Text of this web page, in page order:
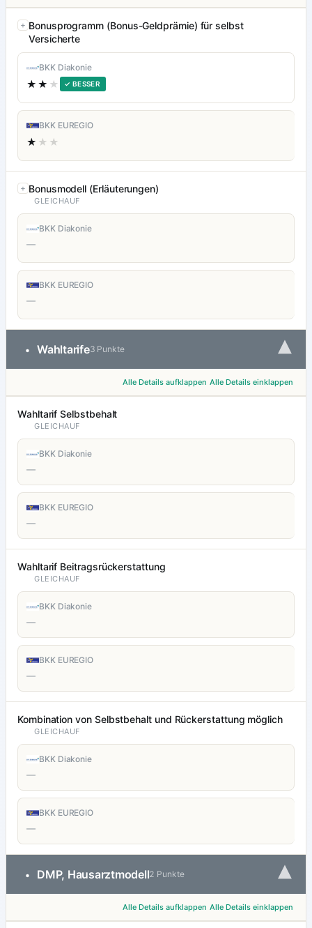
Bonusprogramm (Bonus-Geldprämie) für selbst
Versicherte
BKK Diakonie
★★ ★ ✓ BESSER
BKK EUREGIO
★ ★★
Bonusmodell (Erläuterungen)
GLEICHAUF
BKK Diakonie
—
BKK EUREGIO
—
• Wahltarife3 Punkte ▾
Alle Details aufklappen Alle Details einklappen
Wahltarif Selbstbehalt
GLEICHAUF
BKK Diakonie
—
BKK EUREGIO
—
Wahltarif Beitragsrückerstattung
GLEICHAUF
BKK Diakonie
—
BKK EUREGIO
—
Kombination von Selbstbehalt und Rückerstattung möglich
GLEICHAUF
BKK Diakonie
—
BKK EUREGIO
—
• DMP, Hausarztmodell2 Punkte ▾
Alle Details aufklappen Alle Details einklappen